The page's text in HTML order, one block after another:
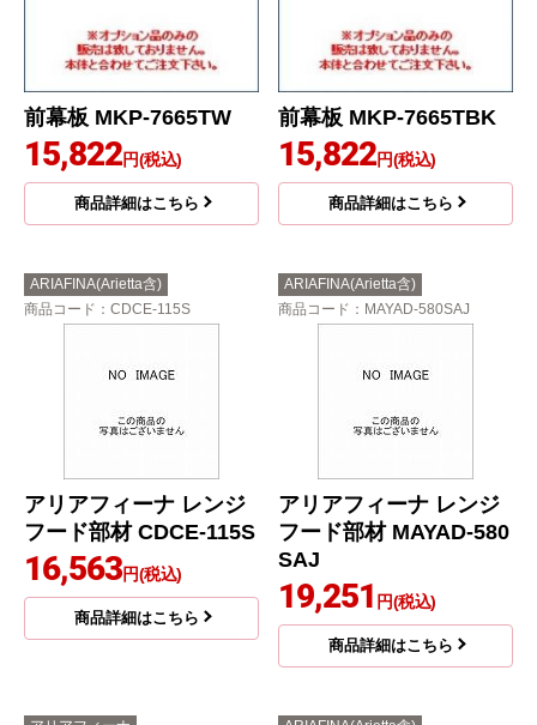
前幕板 MKP-7665TW
15,822円(税込)
商品詳細はこちら
前幕板 MKP-7665TBK
15,822円(税込)
商品詳細はこちら
ARIAFINA(Arietta含)
商品コード ：CDCE-115S
アリアフィーナ レンジ
フード部材 CDCE-115S
16,563円(税込)
商品詳細はこちら
ARIAFINA(Arietta含)
商品コード ：MAYAD-580SAJ
アリアフィーナ レンジ
フード部材 MAYAD-580
SAJ
19,251 円(税込)
商品詳細はこちら